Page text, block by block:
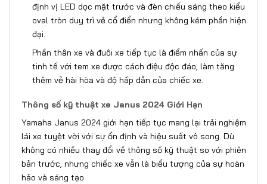
định vị LED dọc mặt trước và đèn chiếu sáng theo kiểu
oval tròn duy trì vẻ cổ điển nhưng không kém phần hiện
đại.
Phần thân xe và đuôi xe tiếp tục là điểm nhấn của sự
tinh tế với tem xe được cách điệu độc đáo, làm tăng
thêm vẻ hài hòa và độ hấp dẫn của chiếc xe.
Thông số kỹ thuật xe Janus 2024 Giới Hạn
Yamaha Janus 2024 giới hạn tiếp tục mang lại trải nghiệm
lái xe tuyệt vời với sự ổn định và hiệu suất vô song. Dù
không có nhiều thay đổi về thông số kỹ thuật so với phiên
bản trước, nhưng chiếc xe vẫn là biểu tượng của sự hoàn
hảo và sáng tạo.